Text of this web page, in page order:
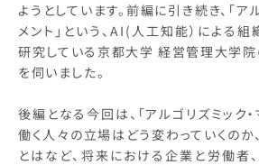
ようとしています。前編に引き続き、「ア
メント」という、AI(人工知能）による
研究している京都大学 経営管理大学
を伺いました。
後編となる今回は、「アルゴリズミック・
働く人々の立場はどう変わっていくの
とはなど、将来における企業と労働者